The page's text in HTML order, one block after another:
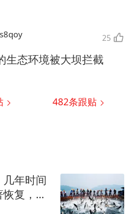
25
生态环境被大坝拦截
482条跟贴
年时间
复，古